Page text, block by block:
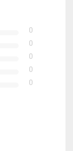
0
0
0
0
0